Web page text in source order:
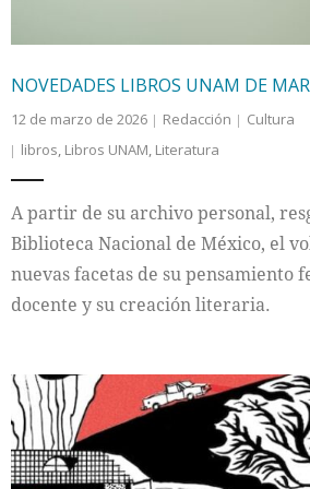
NOVEDADES LIBROS UNAM DE
12 de marzo de 2026 Redacción
Cultura
libros, Libros UNAM, Literatura
A partir de su archivo personal,
Biblioteca Nacional de México, el
nuevas facetas de su pensamiento
docente y su creación literaria.